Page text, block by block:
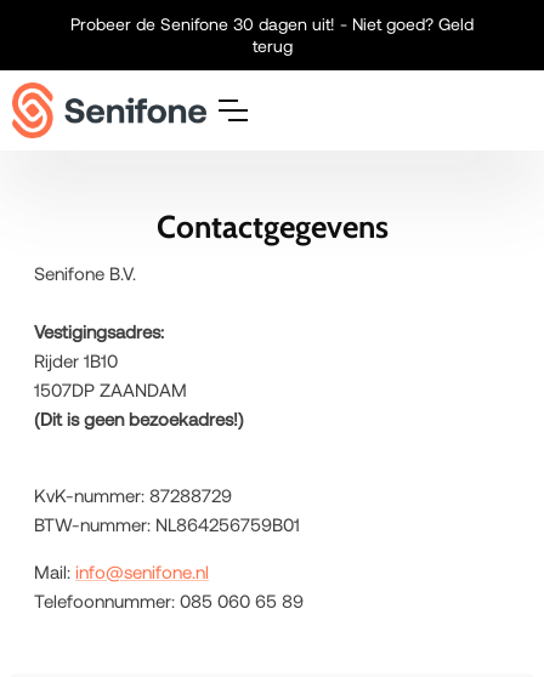
Meteen naar de content
Probeer de Senifone 30 dagen uit! - Niet goed? Geld
terug
Contactgegevens
Senifone B.V.
Vestigingsadres:
Rijder 1B10
1507DP ZAANDAM
(Dit is geen bezoekadres!)
KvK-nummer: 87288729
BTW-nummer: NL864256759B01
Mail: info@senifone.nl
Telefoonnummer: 085 060 65 89